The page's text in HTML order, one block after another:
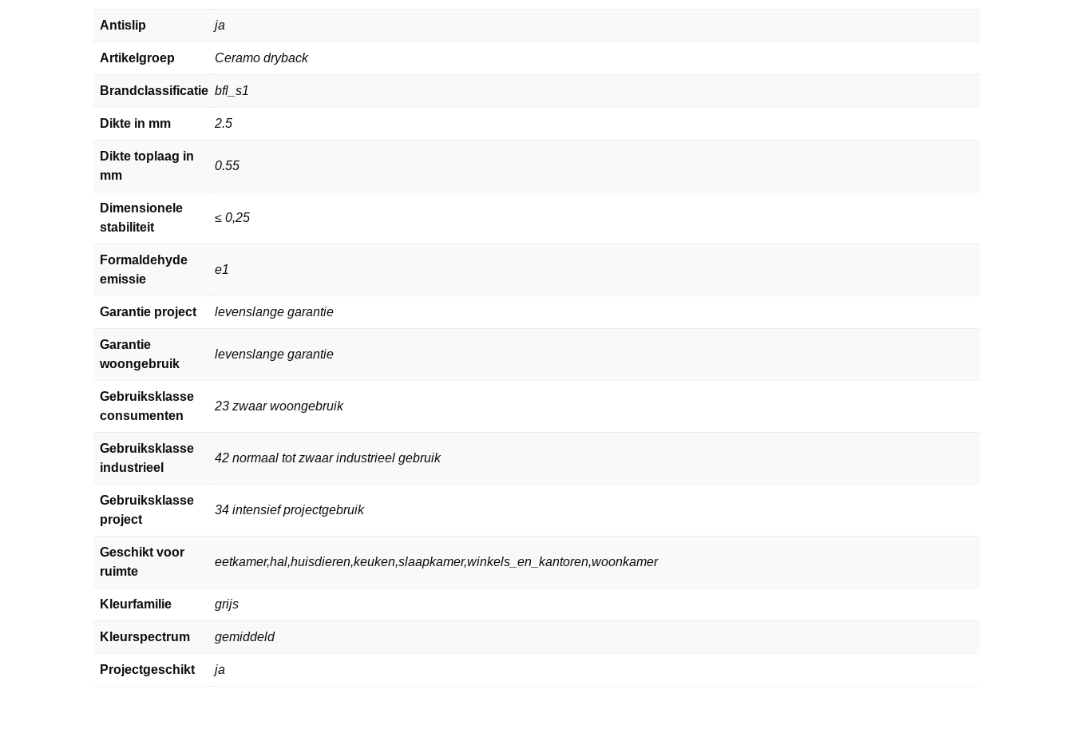
Antislip ja
Artikelgroep Ceramo dryback
Brandclassificatie bfl_s1
Dikte in mm 2.5
Dikte toplaag in
mm
0.55
Dimensionele
stabiliteit
≤ 0,25
Formaldehyde
emissie
e1
Garantie project levenslange garantie
Garantie
woongebruik
levenslange garantie
Gebruiksklasse
consumenten
23 zwaar woongebruik
Gebruiksklasse
industrieel
42 normaal tot zwaar industrieel gebruik
Gebruiksklasse
project
34 intensief projectgebruik
Geschikt voor
ruimte
eetkamer,hal,huisdieren,keuken,slaapkamer,winkels_en_kantoren,woonkamer
Kleurfamilie grijs
Kleurspectrum gemiddeld
Projectgeschikt ja